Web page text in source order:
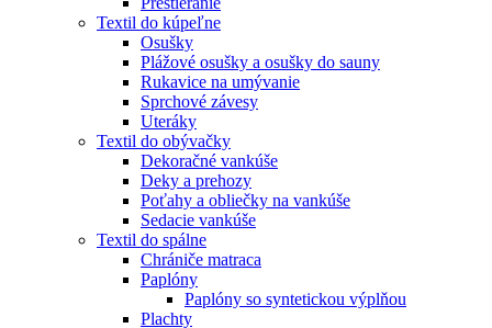
Textil do kúpeľne
Osušky
Plážové osušky a osušky do sauny
Rukavice na umývanie
Sprchové závesy
Uteráky
Textil do obývačky
Dekoračné vankúše
Deky a prehozy
Poťahy a obliečky na vankúše
Sedacie vankúše
Textil do spálne
Chrániče matraca
Paplóny
Paplóny so syntetickou výplňou
Plachty